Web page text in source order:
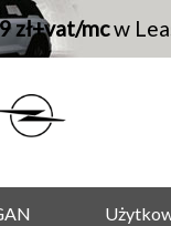
zł+vat/mcw